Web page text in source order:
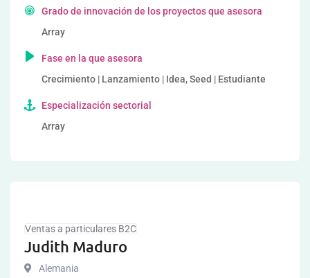
Grado de innovación de los proyectos que asesora
Array
Fase en la que asesora
Crecimiento | Lanzamiento | Idea, Seed | Estudiante
Especialización sectorial
Array
Ventas a particulares B2C
Judith Maduro
Alemania